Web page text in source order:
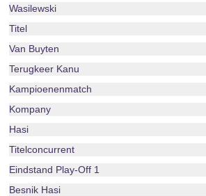
Wasilewski
Titel
Van Buyten
Terugkeer Kanu
Kampioenenmatch
Kompany
Hasi
Titelconcurrent
Eindstand Play-Off 1
Besnik Hasi